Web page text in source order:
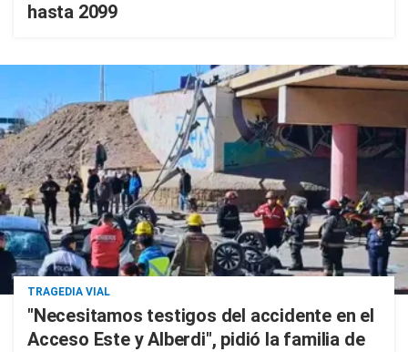
hasta 2099
TRAGEDIA VIAL
"Necesitamos testigos del accidente en el
Acceso Este y Alberdi", pidió la familia de